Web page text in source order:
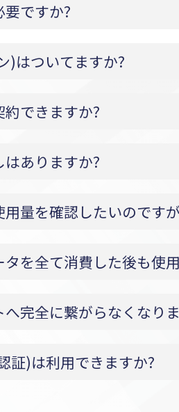
ですか?
)はついてますか?
できますか?
ありますか?
量を確認したいのです
を全て消費した後も使
完全に繋がらなくなり
証)は利用できますか?